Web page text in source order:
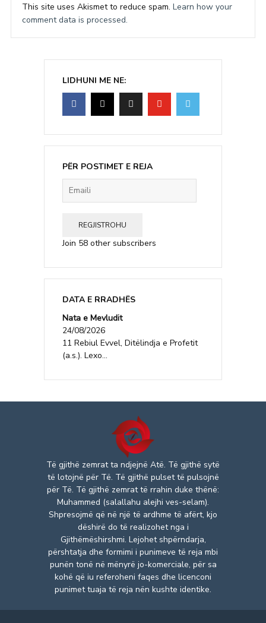
This site uses Akismet to reduce spam. Learn how your
comment data is processed.
LIDHUNI ME NE:
PËR POSTIMET E REJA
Emaili
REGJISTROHU
Join 58 other subscribers
DATA E RRADHËS
Nata e Mevludit
24/08/2026
11 Rebiul Evvel, Ditëlindja e Profetit
(a.s.). Lexo...
Të gjithë zemrat ta ndjejnë Atë. Të gjithë sytë
të lotojnë për Të. Të gjithë pulset të pulsojnë
për Të. Të gjithë zemrat të rrahin duke thënë:
Muhammed (salallahu alejhi ves-selam).
Shpresojmë që në një të ardhme të afërt, kjo
dëshirë do të realizohet nga i
Gjithëmëshirshmi. Lejohet shpërndarja,
përshtatja dhe formimi i punimeve të reja mbi
punën tonë në mënyrë jo-komerciale, për sa
kohë që iu referoheni faqes dhe licenconi
punimet tuaja të reja nën kushte identike.